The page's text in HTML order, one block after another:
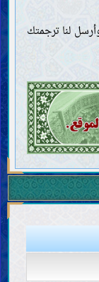
لنا ترجمتك